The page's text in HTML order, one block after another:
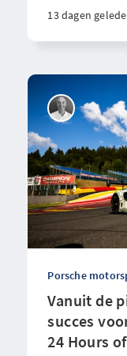
13 dagen
Porsche
Vanuit de
succes
24 Hours